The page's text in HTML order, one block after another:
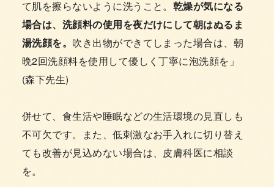
て肌を擦らないように洗うこと。 乾燥が気になる
場合は、洗顔料の使用を夜だけにして朝はぬるま
湯洗顔を。 吹き出物ができてしまった場合は、朝
晩2回洗顔料を使用して優しく丁寧に泡洗顔を」
(森下先生)
併せて、食生活や睡眠などの生活環境の見直しも
不可欠です。また、低刺激なお手入れに切り替え
ても改善が見込めない場合は、皮膚科医に相談
を。